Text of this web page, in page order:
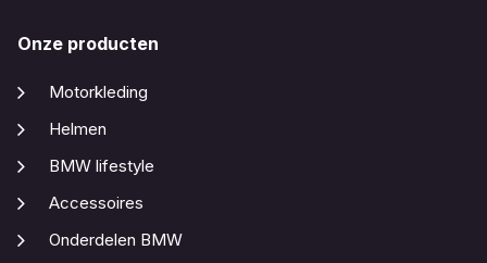
Onze producten
Motorkleding
Helmen
BMW lifestyle
Accessoires
Onderdelen BMW